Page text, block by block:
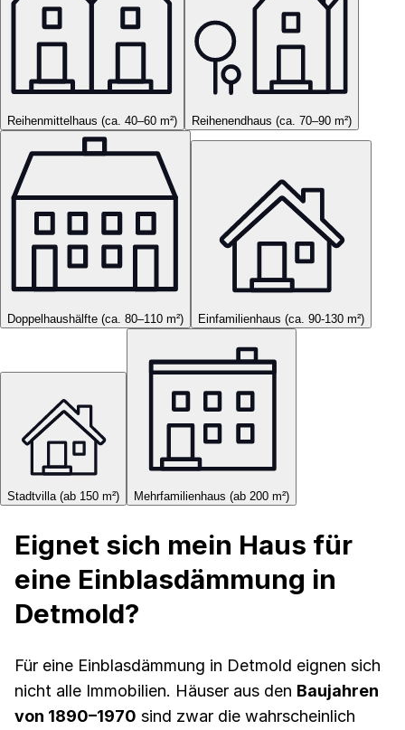
Reihenmittelhaus (ca. 40–60 m²) Reihenendhaus (ca. 70–90 m²)
Doppelhaushälfte (ca. 80–110 m²) Einfamilienhaus (ca. 90-130 m²)
Stadtvilla (ab 150 m²) Mehrfamilienhaus (ab 200 m²)
Eignet sich mein Haus für
eine Einblasdämmung in
Detmold?
Für eine Einblasdämmung in Detmold eignen sich
nicht alle Immobilien. Häuser aus den Baujahren
von 1890–1970 sind zwar die wahrscheinlich